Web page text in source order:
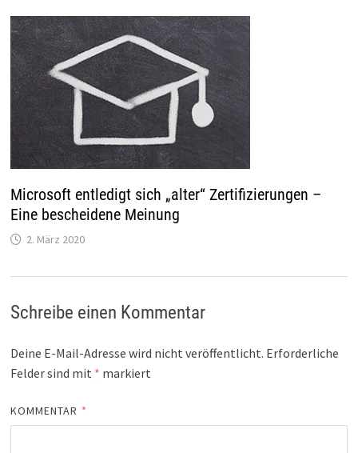
Microsoft entledigt sich „alter“ Zertifizierungen –
Eine bescheidene Meinung
2. März 2020
Schreibe einen Kommentar
Deine E-Mail-Adresse wird nicht veröffentlicht. Erforderliche
Felder sind mit * markiert
KOMMENTAR *